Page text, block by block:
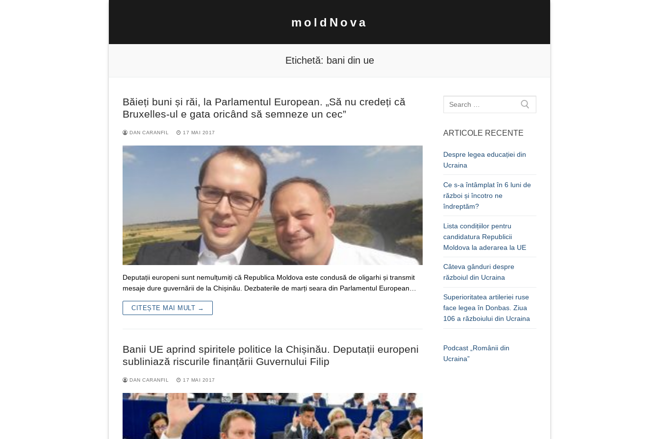
moldNova
Caută
după:
Etichetă: bani din ue
Băieți buni și răi, la Parlamentul European. „Să nu credeți că
Bruxelles-ul e gata oricând să semneze un cec”
DAN CARANFIL 17 MAI 2017
Deputații europeni sunt nemulțumiți că Republica Moldova este condusă de oligarhi și transmit
mesaje dure guvernării de la Chișinău. Dezbaterile de marți seara din Parlamentul European…
CITEȘTE MAI MULT →
Banii UE aprind spiritele politice la Chișinău. Deputații europeni
subliniază riscurile finanțării Guvernului Filip
DAN CARANFIL 17 MAI 2017
Caută
după:
ARTICOLE RECENTE
Despre legea educației din
Ucraina
Ce s-a întâmplat în 6 luni de
război și încotro ne
îndreptăm?
Lista condițiilor pentru
candidatura Republicii
Moldova la aderarea la UE
Câteva gânduri despre
războiul din Ucraina
Superioritatea artileriei ruse
face legea în Donbas. Ziua
106 a războiului din Ucraina
Podcast „Românii din
Ucraina”